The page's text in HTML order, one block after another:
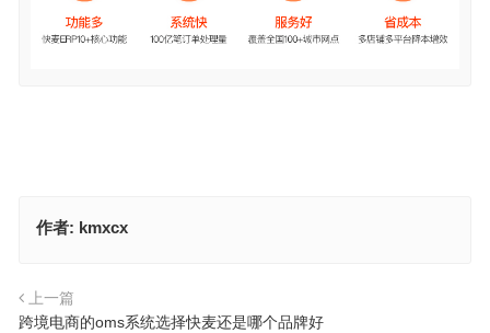
作者: kmxcx
上一篇
跨境电商的oms系统选择快麦还是哪个品牌好